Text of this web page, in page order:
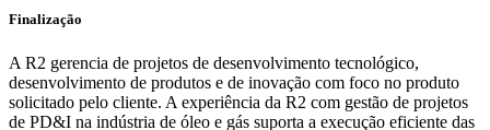
Finalização
A R2 gerencia de projetos de desenvolvimento tecnológico,
desenvolvimento de produtos e de inovação com foco no produto
solicitado pelo cliente. A experiência da R2 com gestão de projetos
de PD&I na indústria de óleo e gás suporta a execução eficiente das